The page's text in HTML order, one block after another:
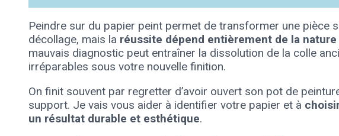
Peindre sur du papier peint permet de transformer une pièce
décollage, mais la réussite dépend entièrement de la
mauvais diagnostic peut entraîner la dissolution de la colle
irréparables sous votre nouvelle finition.
On finit souvent par regretter d’avoir ouvert son pot de
support. Je vais vous aider à identifier votre papier et à
un résultat durable et esthétique.